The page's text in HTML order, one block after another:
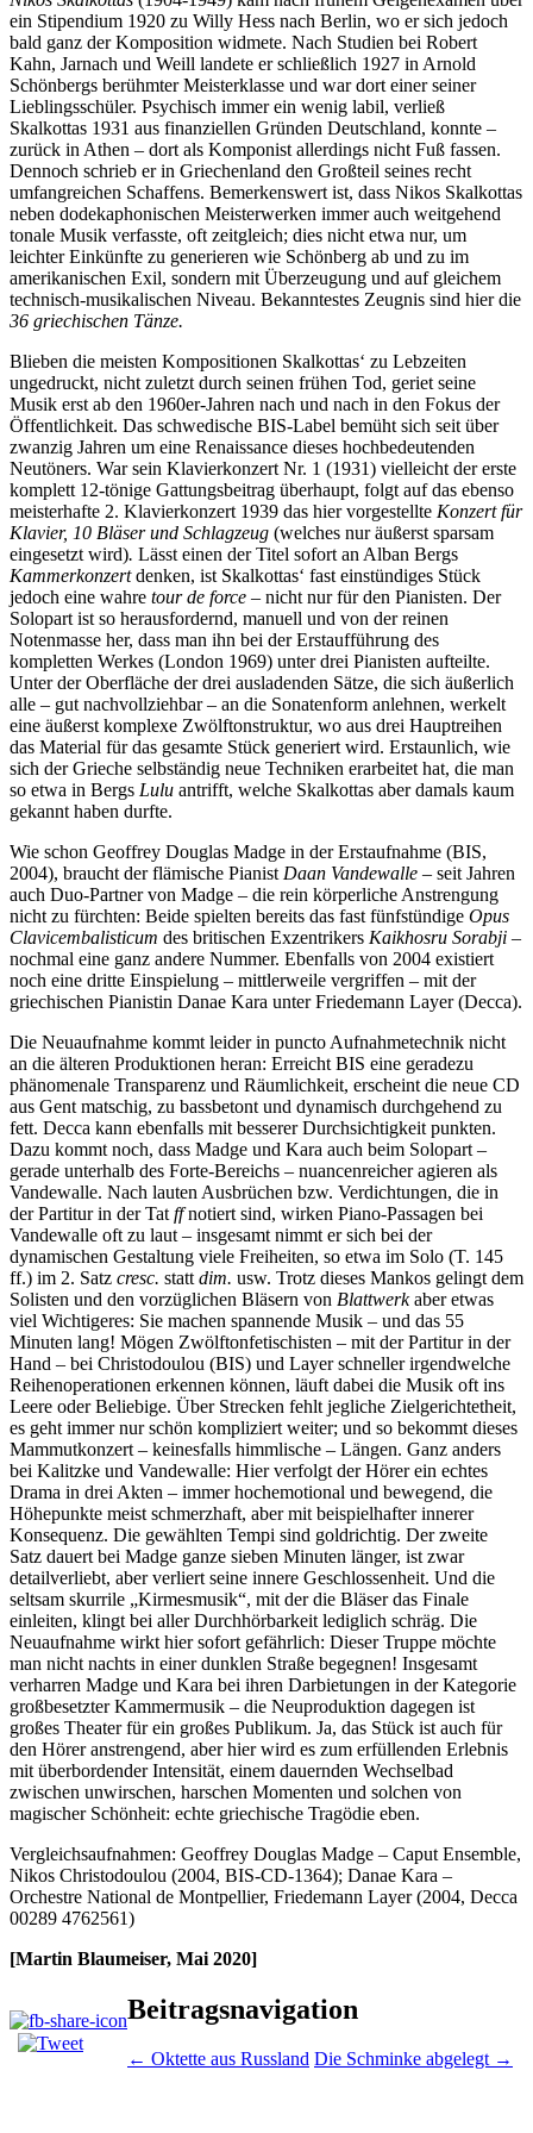
ein Stipendium 1920 zu Willy Hess nach Berlin, wo er sich jedoch
bald ganz der Komposition widmete. Nach Studien bei Robert
Kahn, Jarnach und Weill landete er schließlich 1927 in Arnold
Schönbergs berühmter Meisterklasse und war dort einer seiner
Lieblingsschüler. Psychisch immer ein wenig labil, verließ
Skalkottas 1931 aus finanziellen Gründen Deutschland, konnte –
zurück in Athen – dort als Komponist allerdings nicht Fuß fassen.
Dennoch schrieb er in Griechenland den Großteil seines recht
umfangreichen Schaffens. Bemerkenswert ist, dass Nikos Skalkottas
neben dodekaphonischen Meisterwerken immer auch weitgehend
tonale Musik verfasste, oft zeitgleich; dies nicht etwa nur, um
leichter Einkünfte zu generieren wie Schönberg ab und zu im
amerikanischen Exil, sondern mit Überzeugung und auf gleichem
technisch-musikalischen Niveau. Bekanntestes Zeugnis sind hier die
36 griechischen Tänze.
Blieben die meisten Kompositionen Skalkottas‘ zu Lebzeiten
ungedruckt, nicht zuletzt durch seinen frühen Tod, geriet seine
Musik erst ab den 1960er-Jahren nach und nach in den Fokus der
Öffentlichkeit. Das schwedische BIS-Label bemüht sich seit über
zwanzig Jahren um eine Renaissance dieses hochbedeutenden
Neutöners. War sein Klavierkonzert Nr. 1 (1931) vielleicht der erste
komplett 12-tönige Gattungsbeitrag überhaupt, folgt auf das ebenso
meisterhafte 2. Klavierkonzert 1939 das hier vorgestellte Konzert für
Klavier, 10 Bläser und Schlagzeug (welches nur äußerst sparsam
eingesetzt wird). Lässt einen der Titel sofort an Alban Bergs
Kammerkonzertdenken, ist Skalkottas‘ fast einstündiges Stück
jedoch eine wahre tour de force – nicht nur für den Pianisten. Der
Solopart ist so herausfordernd, manuell und von der reinen
Notenmasse her, dass man ihn bei der Erstaufführung des
kompletten Werkes (London 1969) unter drei Pianisten aufteilte.
Unter der Oberfläche der drei ausladenden Sätze, die sich äußerlich
alle – gut nachvollziehbar – an die Sonatenform anlehnen, werkelt
eine äußerst komplexe Zwölftonstruktur, wo aus drei Hauptreihen
das Material für das gesamte Stück generiert wird. Erstaunlich, wie
sich der Grieche selbständig neue Techniken erarbeitet hat, die man
so etwa in Bergs Lulu antrifft, welche Skalkottas aber damals kaum
gekannt haben durfte.
Wie schon Geoffrey Douglas Madge in der Erstaufnahme (BIS,
2004), braucht der flämische Pianist Daan Vandewalle – seit Jahren
auch Duo-Partner von Madge – die rein körperliche Anstrengung
nicht zu fürchten: Beide spielten bereits das fast fünfstündige Opus
Clavicembalisticum des britischen Exzentrikers Kaikhosru Sorabji –
nochmal eine ganz andere Nummer. Ebenfalls von 2004 existiert
noch eine dritte Einspielung – mittlerweile vergriffen – mit der
griechischen Pianistin Danae Kara unter Friedemann Layer (Decca).
Die Neuaufnahme kommt leider in puncto Aufnahmetechnik nicht
an die älteren Produktionen heran: Erreicht BIS eine geradezu
phänomenale Transparenz und Räumlichkeit, erscheint die neue CD
aus Gent matschig, zu bassbetont und dynamisch durchgehend zu
fett. Decca kann ebenfalls mit besserer Durchsichtigkeit punkten.
Dazu kommt noch, dass Madge und Kara auch beim Solopart –
gerade unterhalb des Forte-Bereichs – nuancenreicher agieren als
Vandewalle. Nach lauten Ausbrüchen bzw. Verdichtungen, die in
der Partitur in der Tat ffnotiert sind, wirken Piano-Passagen bei
Vandewalle oft zu laut – insgesamt nimmt er sich bei der
dynamischen Gestaltung viele Freiheiten, so etwa im Solo (T. 145
ff.) im 2. Satz cresc. statt dim. usw. Trotz dieses Mankos gelingt dem
Solisten und den vorzüglichen Bläsern von Blattwerkaber etwas
viel Wichtigeres: Sie machen spannende Musik – und das 55
Minuten lang! Mögen Zwölftonfetischisten – mit der Partitur in der
Hand – bei Christodoulou (BIS) und Layer schneller irgendwelche
Reihenoperationen erkennen können, läuft dabei die Musik oft ins
Leere oder Beliebige. Über Strecken fehlt jegliche Zielgerichtetheit,
es geht immer nur schön kompliziert weiter; und so bekommt dieses
Mammutkonzert – keinesfalls himmlische – Längen. Ganz anders
bei Kalitzke und Vandewalle: Hier verfolgt der Hörer ein echtes
Drama in drei Akten – immer hochemotional und bewegend, die
Höhepunkte meist schmerzhaft, aber mit beispielhafter innerer
Konsequenz. Die gewählten Tempi sind goldrichtig. Der zweite
Satz dauert bei Madge ganze sieben Minuten länger, ist zwar
detailverliebt, aber verliert seine innere Geschlossenheit. Und die
seltsam skurrile „Kirmesmusik“, mit der die Bläser das Finale
einleiten, klingt bei aller Durchhörbarkeit lediglich schräg. Die
Neuaufnahme wirkt hier sofort gefährlich: Dieser Truppe möchte
man nicht nachts in einer dunklen Straße begegnen! Insgesamt
verharren Madge und Kara bei ihren Darbietungen in der Kategorie
großbesetzter Kammermusik – die Neuproduktion dagegen ist
großes Theater für ein großes Publikum. Ja, das Stück ist auch für
den Hörer anstrengend, aber hier wird es zum erfüllenden Erlebnis
mit überbordender Intensität, einem dauernden Wechselbad
zwischen unwirschen, harschen Momenten und solchen von
magischer Schönheit: echte griechische Tragödie eben.
Vergleichsaufnahmen: Geoffrey Douglas Madge – Caput Ensemble,
Nikos Christodoulou (2004, BIS-CD-1364); Danae Kara –
Orchestre National de Montpellier, Friedemann Layer (2004, Decca
00289 4762561)
[Martin Blaumeiser, Mai 2020]
Beitragsnavigation
← Oktette aus Russland Die Schminke abgelegt →